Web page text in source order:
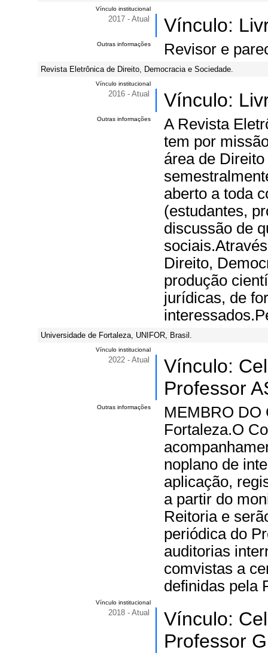
Vínculo institucional
2017 - Atual Vínculo:
Outras informações Revisor e
Revista Eletrônica de Direito, Democracia e Sociedade.
Vínculo institucional
2016 - Atual Vínculo:
Outras informações
A Revista
tem por
área de
aberto a toda
(estudantes,
discussão de
Direito,
produção
jurídicas, de
Universidade de Fortaleza, UNIFOR, Brasil.
Vínculo institucional
2022 - Atual
Vínculo:
Professor
Outras informações
MEMBRO DO
Fortaleza.O
noplano de
aplicação,
a partir do
Reitoria e
periódica do
auditorias
comvistas a
definidas pela
Vínculo institucional
2018 - Atual
Vínculo:
Professor